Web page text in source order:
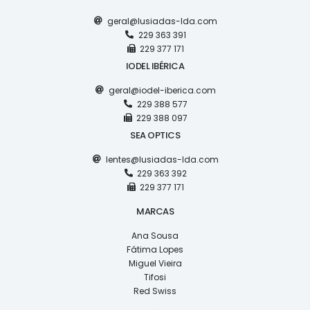
geral@lusiadas-lda.com
229 363 391
229 377 171
IODEL IBÉRICA
geral@iodel-iberica.com
229 388 577
229 388 097
SEA OPTICS
lentes@lusiadas-lda.com
229 363 392
229 377 171
MARCAS
Ana Sousa
Fátima Lopes
Miguel Vieira
Tifosi
Red Swiss